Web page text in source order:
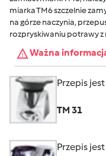
miarka TM6 szczelnie
na górze naczynia,
rozpryskiwaniu potrawy z
Ważna
Przepis
TM 31
Przepis